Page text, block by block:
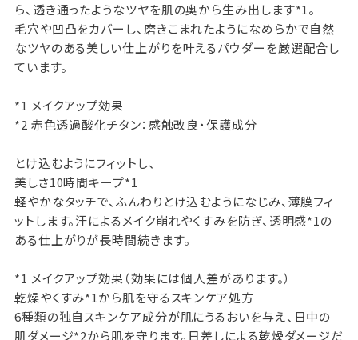
ら、透き通ったようなツヤを肌の奥から生み出します*1。
毛穴や凹凸をカバーし、磨きこまれたようになめらかで自然
なツヤのある美しい仕上がりを叶えるパウダーを厳選配合し
ています。
*1 メイクアップ効果
*2 赤色透過酸化チタン：感触改良・保護成分
とけ込むようにフィットし、
美しさ10時間キープ*1
軽やかなタッチで、ふんわりとけ込むようになじみ、薄膜フィ
ットします。汗によるメイク崩れやくすみを防ぎ、透明感*1の
ある仕上がりが長時間続きます。
*1 メイクアップ効果（効果には個人差があります。）
乾燥やくすみ*1から肌を守るスキンケア処方
6種類の独自スキンケア成分が肌にうるおいを与え、日中の
肌ダメージ*2から肌を守ります。日差しによる乾燥ダメージだ